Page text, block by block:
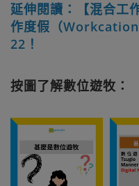
延伸閱讀：【混合工
作度假（
22！
按圖了解數位遊牧：